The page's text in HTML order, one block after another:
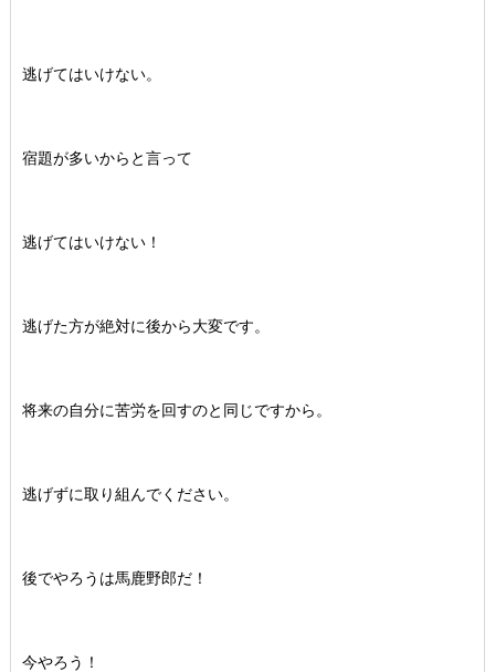
逃げてはいけない。
宿題が多いからと言って
逃げてはいけない！
逃げた方が絶対に後から大変です。
将来の自分に苦労を回すのと同じですから。
逃げずに取り組んでください。
後でやろうは馬鹿野郎だ！
今やろう！